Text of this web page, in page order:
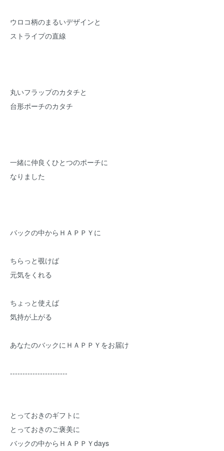
ウロコ柄のまるいデザインと
ストライプの直線
丸いフラップのカタチと
台形ポーチのカタチ
一緒に仲良くひとつのポーチに
なりました
バックの中からＨＡＰＰＹに
ちらっと覗けば
元気をくれる
ちょっと使えば
気持が上がる
あなたのバックにＨＡＰＰＹをお届け
-----------------------
とっておきのギフトに
とっておきのご褒美に
バックの中からＨＡＰＰＹdays